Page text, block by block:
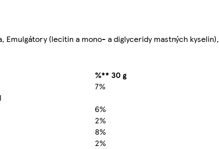
Emulgátory (lecitin a mono- a diglyceridy mastných kyselin),
%** 30 g
7%
6%
2%
8%
2%